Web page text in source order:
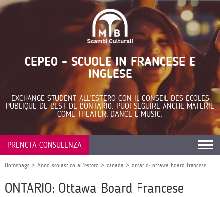
CEPEO - SCUOLE IN FRANCESE E
INGLESE
EXCHANGE STUDENT ALL'ESTERO CON IL CONSEIL DES ECOLES
PUBLIQUE DE L'EST DE L'ONTARIO. PUOI SEGUIRE ANCHE MATERIE
COME THEATER, DANCE E MUSIC.
PRENOTA CONSULENZA
Homepage > Anno scolastico all'estero > canada > ontario: ottawa board francese
ONTARIO: Ottawa Board Francese